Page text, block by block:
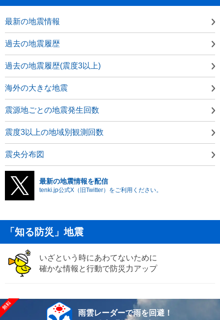
最新の地震情報
過去の地震履歴
過去の地震履歴(震度3以上)
海外の大きな地震
震源地ごとの地震発生回数
震度3以上の地域別観測回数
震央分布図
最新の地震情報を配信
tenki.jp公式X（旧Twitter）をご利用ください。
「知る防災」地震
いざという時にあわてないために
確かな情報と行動で防災力アップ
雨雲レーダーで雨を回避！